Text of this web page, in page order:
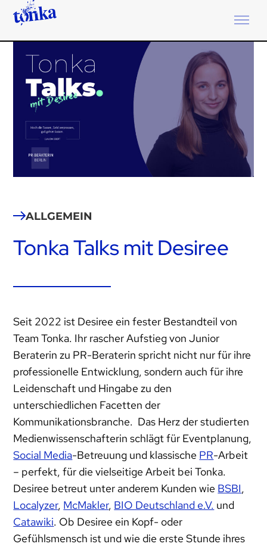
ALLGEMEIN
Tonka Talks mit Desiree
Seit 2022 ist Desiree ein fester Bestandteil von
Team Tonka. Ihr rascher Aufstieg von Junior
Beraterin zu PR-Beraterin spricht nicht nur für ihre
professionelle Entwicklung, sondern auch für ihre
Leidenschaft und Hingabe zu den
unterschiedlichen Facetten der
Kommunikationsbranche. Das Herz der studierten
Medienwissenschafterin schlägt für Eventplanung,
Social Media-Betreuung und klassische PR-Arbeit
– perfekt, für die vielseitige Arbeit bei Tonka.
Desiree betreut unter anderem Kunden wie BSBI,
Localyzer, McMakler, BIO Deutschland e.V. und
Catawiki. Ob Desiree ein Kopf- oder
Gefühlsmensch ist und wie die erste Stunde ihres